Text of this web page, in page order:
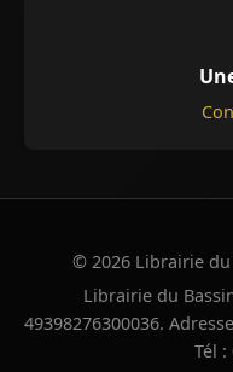
© 2026 Librairie du
Librairie du
49398276300036.
Tél :